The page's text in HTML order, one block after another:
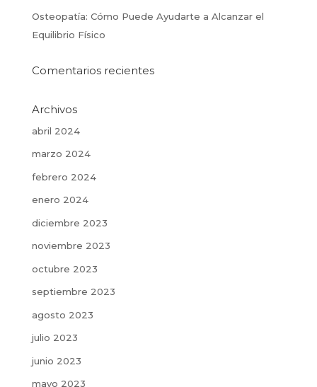
Osteopatía: Cómo Puede Ayudarte a Alcanzar el
Equilibrio Físico
Comentarios recientes
Archivos
abril 2024
marzo 2024
febrero 2024
enero 2024
diciembre 2023
noviembre 2023
octubre 2023
septiembre 2023
agosto 2023
julio 2023
junio 2023
mayo 2023